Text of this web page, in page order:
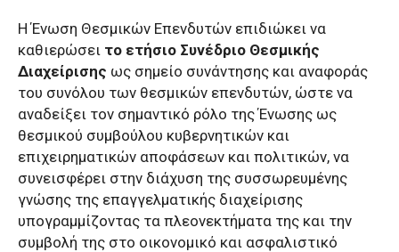
Η Ένωση Θεσμικών Επενδυτών επιδιώκει να
καθιερώσει το ετήσιο Συνέδριο Θεσμικής
Διαχείρισης ως σημείο συνάντησης και αναφοράς
του συνόλου των θεσμικών επενδυτών, ώστε να
αναδείξει τον σημαντικό ρόλο της Ένωσης ως
θεσμικού συμβούλου κυβερνητικών και
επιχειρηματικών αποφάσεων και πολιτικών, να
συνεισφέρει στην διάχυση της συσσωρευμένης
γνώσης της επαγγελματικής διαχείρισης
υπογραμμίζοντας τα πλεονεκτήματα της και την
συμβολή της στο οικονομικό και ασφαλιστικό